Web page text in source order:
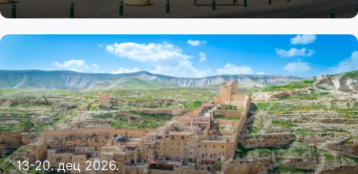
13-20. дец 2026.